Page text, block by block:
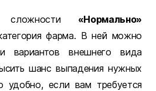
сложности «Нормально»
фарма. В ней можно
вариантов внешнего вида
шанс выпадения нужных
удобно, если вам требуется